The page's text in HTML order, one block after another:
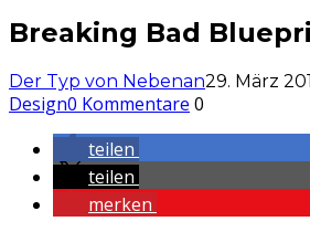
Breaking Bad
Der Typ von Nebenan29. März
Design0 Kommentare 0
teilen
teilen
merken